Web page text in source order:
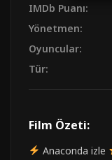
IMDb Puanı:
Yönetmen:
Oyuncular:
Tür:
Film Özeti:
Anaconda izle